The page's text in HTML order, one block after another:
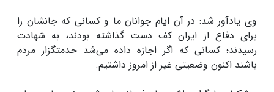
وی یادآور شد: در آن ایام جوانان ما و کسانی که جانشان را
برای دفاع از ایران کف دست گذاشته بودند، به شهادت
رسیدند؛ کسانی که اگر اجازه داده می‌شد خدمتگزار مردم
باشند اکنون وضعیتی غیر از امروز داشتیم.